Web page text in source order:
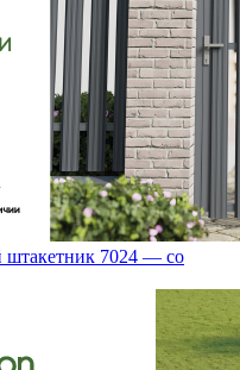
штакетник 7024 — со